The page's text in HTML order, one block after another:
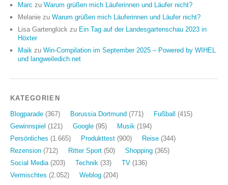
Marc zu Warum grüßen mich Läuferinnen und Läufer nicht?
Melanie zu Warum grüßen mich Läuferinnen und Läufer nicht?
Lisa Gartenglück zu Ein Tag auf der Landesgartenschau 2023 in
Höxter
Maik zu Win-Compilation im September 2025 – Powered by WIHEL
und langweiledich.net
KATEGORIEN
Blogparade (367) Borussia Dortmund (771) Fußball
(415)
Gewinnspiel (121) Google (95) Musik (194)
Persönliches (1.665) Produkttest (900) Reise (344)
Rezension (712) Ritter Sport (50) Shopping (365)
Social Media (203) Technik (33) TV (136)
Vermischtes (2.052) Weblog (204)